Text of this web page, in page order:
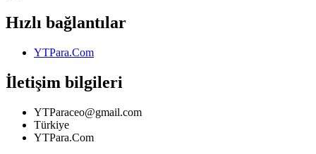
Hızlı bağlantılar
YTPara.Com
İletişim bilgileri
YTParaceo@gmail.com
Türkiye
YTPara.Com